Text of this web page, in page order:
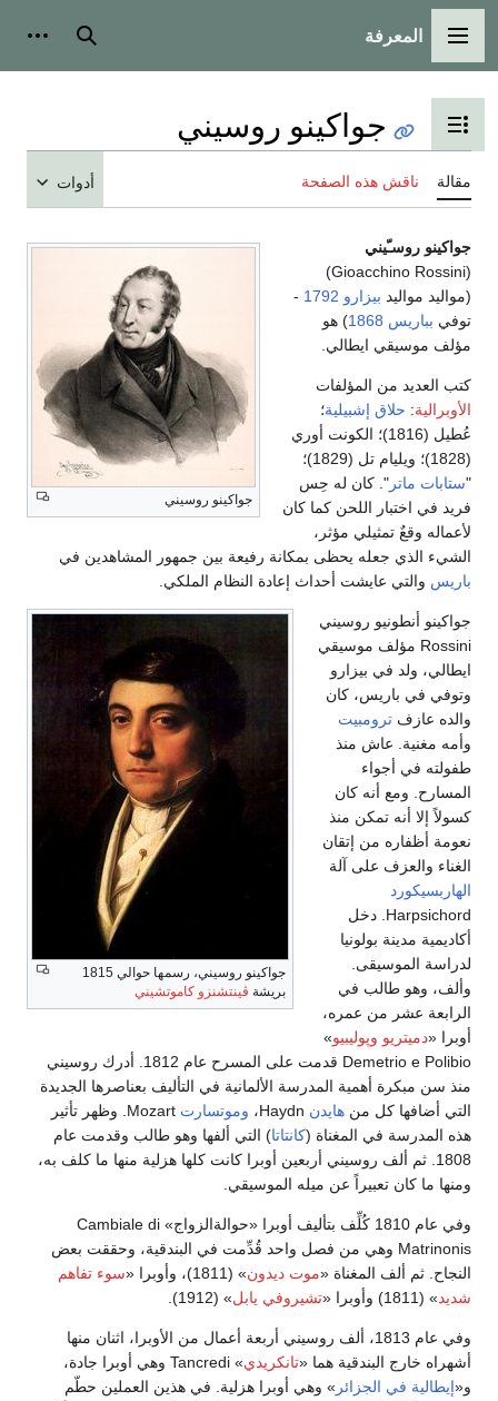
القائمة الرئيسية
المعرفة بحث
تبديل عرض جدول المحتويات
جواكينو روسيني
مقالة ناقش هذه الصفحة أدوات
جواكينو روسيني
جواكينو روسـّيني
(Gioacchino Rossini)
(مواليد مواليد بيزارو 1792
-
توفي بباريس 1868) هو
مؤلف موسيقي ايطالي.
كتب العديد من المؤلفات
الأوبرالية: حلاق إشبيلية؛
عُطيل (1816)؛ الكونت أوري
(1828)؛ ويليام تل (1829)؛
"ستابات ماتر ". كان له حِس
فريد في اختبار اللحن كما كان
لأعماله وقعٌ تمثيلي مؤثر،
الشيء الذي جعله يحظى بمكانة رفيعة بين جمهور المشاهدين في
باريس والتي عايشت أحداث إعادة النظام الملكي.
جواكينو روسيني، رسمها حوالي 1815
بريشة ڤينتشنزو كاموتشيني
جواكينو أنطونيو روسيني
Rossini مؤلف موسيقي
ايطالي، ولد في بيزارو
وتوفي في باريس، كان
والده عازف ترومبيت
وأمه مغنية. عاش منذ
طفولته في أجواء
المسارح. ومع أنه كان
كسولاً إلا أنه تمكن منذ
نعومة أظفاره من إتقان
الغناء والعزف على آلة
الهاربسيكورد
Harpsichord. دخل
أكاديمية مدينة بولونيا
لدراسة الموسيقى.
وألف، وهو طالب في
الرابعة عشر من عمره،
أوبرا «دميتريو وپوليبيو»
Demetrio e Polibio قدمت على المسرح عام 1812. أدرك روسيني
منذ سن مبكرة أهمية المدرسة الألمانية في التأليف بعناصرها الجديدة
التي أضافها كل من هايدن وموتسارت
Mozart. وظهر تأثير
هذه المدرسة في المغناة (كانتاتا) التي ألفها وهو طالب وقدمت عام
1808. ثم ألف روسيني أربعين أوبرا كانت كلها هزلية منها ما كلف به،
ومنها ما كان تعبيراً عن ميله الموسيقي.
وفي عام 1810 كُلِّف بتأليف أوبرا «حوالةالزواج» Cambiale di
Matrinonis وهي من فصل واحد قُدِّمت في البندقية، وحققت بعض
النجاح. ثم ألف المغناة «موت ديدون» (1811)، وأوبرا «
سوء تفاهم
شديد» (1811) وأوبرا « تشيروفي يابل» (1912).
وفي عام 1813، ألف روسيني أربعة أعمال من الأوبرا، اثنان منها
أشهراه خارج البندقية هما «تانكريدي
» Tancredi وهي أوبرا جادة،
و«إيطالية في الجزائر » وهي أوبرا هزلية. في هذين العملين حطّم